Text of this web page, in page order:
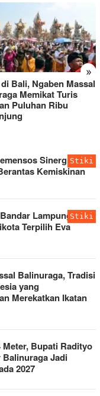
»
UIN RIL Asah
Opini dan Berita
AI di JMSI Lampung
Sinergikan
Kemiskinan
Stiki
Lampung
Terpilih Eva
Stiki
Balinuraga, Tradisi
yang
Merekatkan Ikatan
Bupati Radityo
Jadi
2027